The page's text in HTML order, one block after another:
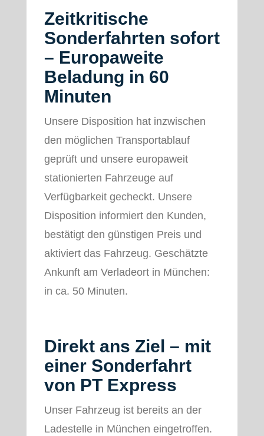
Zeitkritische
Sonderfahrten sofort
– Europaweite
Beladung in 60
Minuten
Unsere Disposition hat inzwischen
den möglichen Transportablauf
geprüft und unsere europaweit
stationierten Fahrzeuge auf
Verfügbarkeit gecheckt. Unsere
Disposition informiert den Kunden,
bestätigt den günstigen Preis und
aktiviert das Fahrzeug. Geschätzte
Ankunft am Verladeort in München:
in ca. 50 Minuten.
Direkt ans Ziel – mit
einer Sonderfahrt
von PT Express
Unser Fahrzeug ist bereits an der
Ladestelle in München eingetroffen.